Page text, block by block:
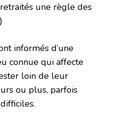
une règle des
informés d’une
connue qui affecte
loin de leur
ou plus, parfois